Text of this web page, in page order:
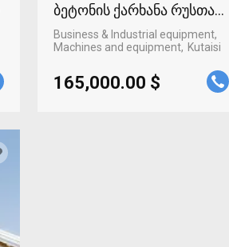
ბეტონის ქარხანა რუსთავში
Business & Industrial equipment,
Machines and equipment
Kutaisi
165,000.00 $